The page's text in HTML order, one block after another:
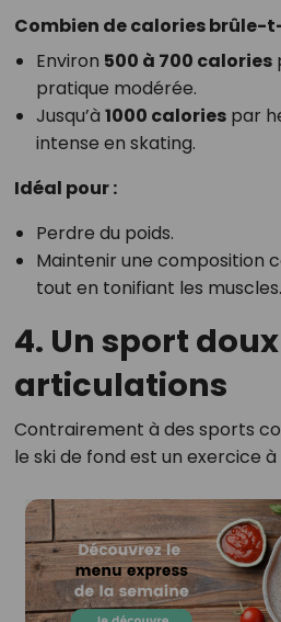
Combien de calories brûle-
Environ 500 à 700 calories
pratique modérée.
Jusqu’à 1000 caloriespar
intense en skating.
Idéal pour :
Perdre du poids.
Maintenir une composition
tout en tonifiant les muscles.
4. Un sport
articulations
Contrairement à des sports
le ski de fond est un exercice